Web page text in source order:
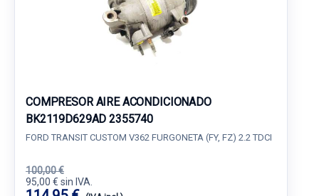
COMPRESOR AIRE ACONDICIONADO
BK2119D629AD 2355740
FORD TRANSIT CUSTOM V362 FURGONETA (FY, FZ) 2.2 TDCI
100,00 €
95,00 € sin IVA.